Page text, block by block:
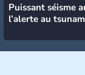
Puissant séisme
l’alerte au